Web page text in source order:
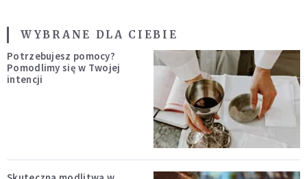
WYBRANE DLA CIEBIE
Potrzebujesz pomocy?
Pomodlimy się w Twojej
intencji